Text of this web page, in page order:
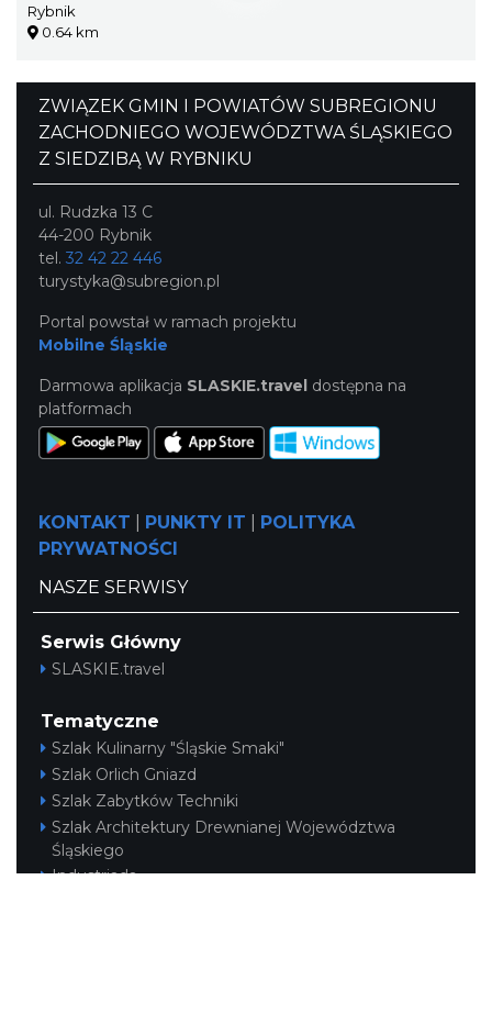
Rybnik
0.64 km
ZWIĄZEK GMIN I POWIATÓW SUBREGIONU
ZACHODNIEGO WOJEWÓDZTWA ŚLĄSKIEGO
Z SIEDZIBĄ W RYBNIKU
ul. Rudzka 13 C
44-200 Rybnik
tel. 32 42 22 446
turystyka@subregion.pl
Portal powstał w ramach projektu
Mobilne Śląskie
Darmowa aplikacja SLASKIE.travel dostępna na
platformach
KONTAKT PUNKTY IT
POLITYKA
PRYWATNOŚCI
NASZE SERWISY
Serwis Główny
SLASKIE.travel
Tematyczne
Szlak Kulinarny "Śląskie Smaki"
Szlak Orlich Gniazd
Szlak Zabytków Techniki
Szlak Architektury Drewnianej Województwa
Śląskiego
Industriada